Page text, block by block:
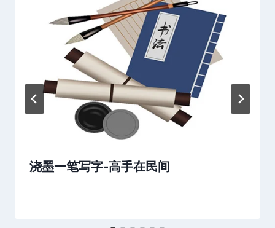
浇墨一笔写字-高手在民间